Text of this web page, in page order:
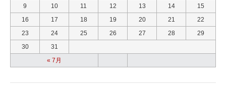
« 7月
9
10 11 12 13 14
15
16
17 18 19 20 21
22
23
24 25 26 27 28
29
30
31